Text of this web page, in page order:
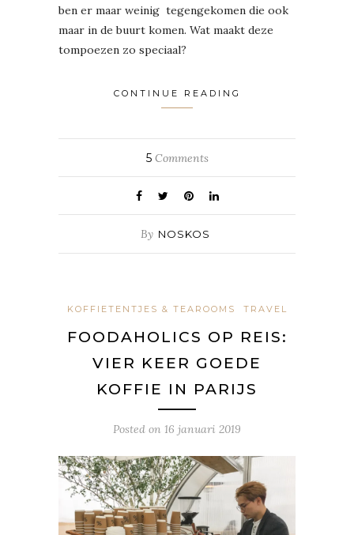
ben er maar weinig tegengekomen die ook
maar in de buurt komen. Wat maakt deze
tompoezen zo speciaal?
CONTINUE READING
5Comments
By NOSKOS
KOFFIETENTJES & TEAROOMS TRAVEL
FOODAHOLICS OP REIS:
VIER KEER GOEDE
KOFFIE IN PARIJS
Posted on 16 januari 2019